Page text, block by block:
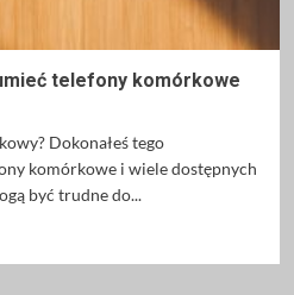
telefony komórkowe
Dokonałeś tego
komórkowe i wiele dostępnych
być trudne do...